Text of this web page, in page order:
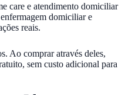
care e atendimento domiciliar
domiciliar e
reais.
Ao comprar através deles,
sem custo adicional para